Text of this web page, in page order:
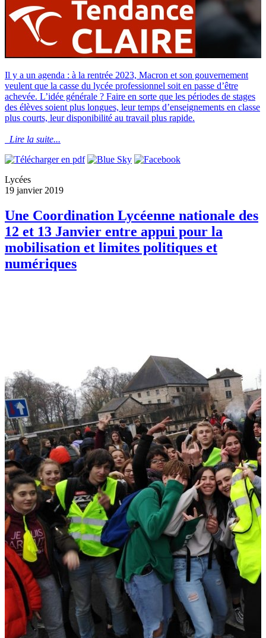
Il y a un agenda : à la rentrée 2023, Macron et son gouvernement
veulent que la casse du lycée professionnel soit en passe d’être
achevée. L’idée générale ? Faire en sorte que les périodes de stages
des élèves soient plus longues, leur temps d’enseignements en classe
plus courts, leur disponibilité au travail plus rapide.
Lire la suite...
Lycées
19 janvier 2019
Une Coordination Lycéenne nationale des
12 et 13 Janvier entre appui pour la
mobilisation et limites politiques et
numériques